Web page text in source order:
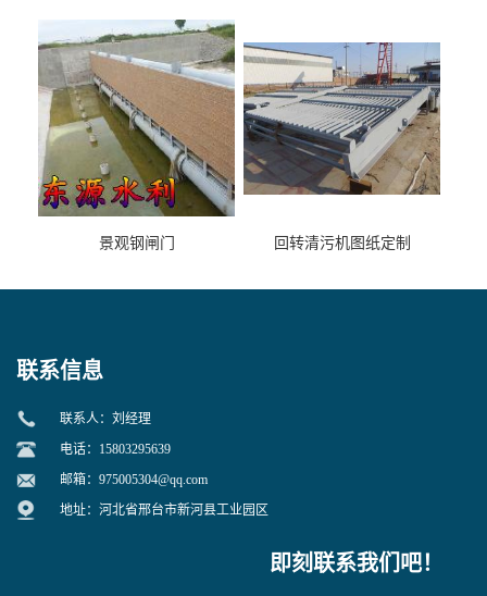
景观钢闸门 回转清污机图纸定制
联系信息
联系人：刘经理
电话：15803295639
邮箱： 975005304@qq.com
地址：河北省邢台市新河县工业园区
即刻联系我们吧！